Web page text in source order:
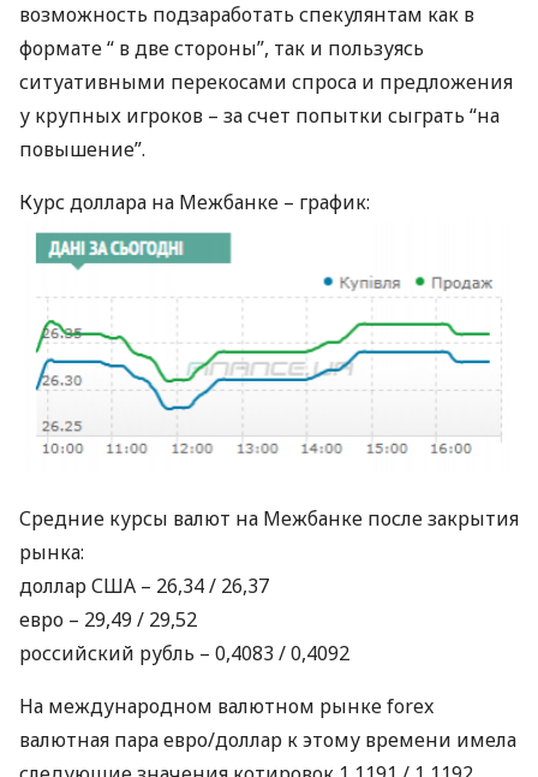
возможность подзаработать спекулянтам как в
формате “ в две стороны”, так и пользуясь
ситуативными перекосами спроса и предложения
у крупных игроков – за счет попытки сыграть “на
повышение”.
Курс доллара на Межбанке – график:
Средние курсы валют на Межбанке после закрытия
рынка:
долларСША – 26,34 / 26,37
евро – 29,49 / 29,52
российский рубль – 0,4083 / 0,4092
На международном валютном рынке forex
валютная пара евро/доллар к этому времени имела